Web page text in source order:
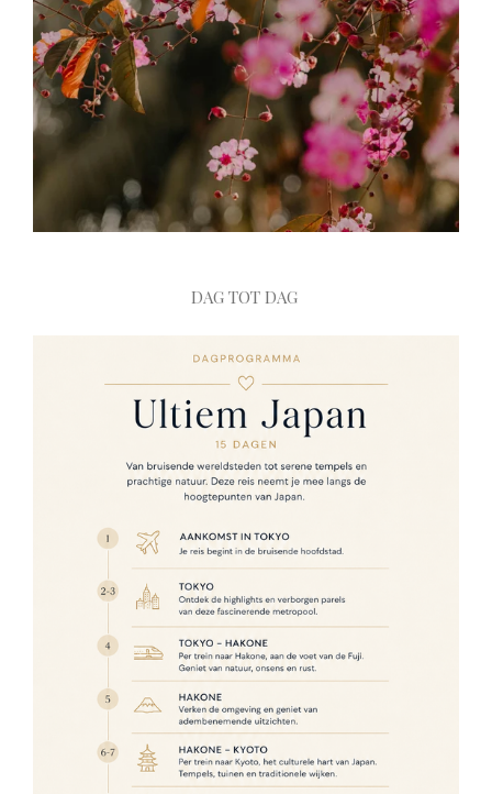
DAG TOT DAG